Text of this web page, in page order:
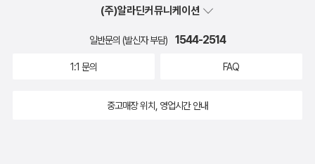
(주)알라딘커뮤니케이션
일반문의 (발신자 부담) 1544-2514
1:1 문의 FAQ
중고매장 위치, 영업시간 안내